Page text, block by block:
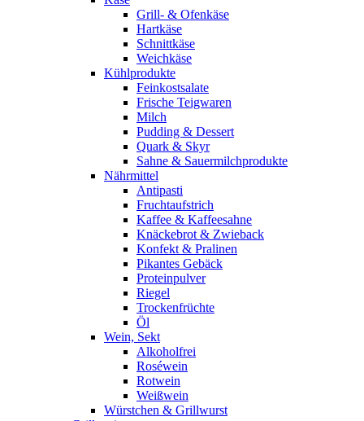
Grill- & Ofenkäse
Hartkäse
Schnittkäse
Weichkäse
Kühlprodukte
Feinkostsalate
Frische Teigwaren
Milch
Pudding & Dessert
Quark & Skyr
Sahne & Sauermilchprodukte
Nährmittel
Antipasti
Fruchtaufstrich
Kaffee & Kaffeesahne
Knäckebrot & Zwieback
Konfekt & Pralinen
Pikantes Gebäck
Proteinpulver
Riegel
Trockenfrüchte
Öl
Wein, Sekt
Alkoholfrei
Roséwein
Rotwein
Weißwein
Würstchen & Grillwurst